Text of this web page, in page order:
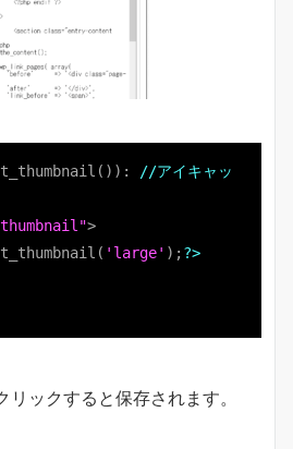
//アイキャッ
>
'large' );?>
ックすると保存されます。